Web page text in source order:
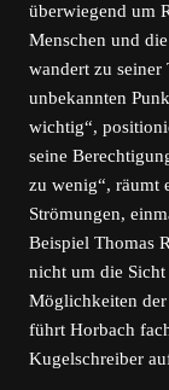
überwiegend um
Menschen und
wandert zu seiner
unbekannten
wichtig“,
seine
zu wenig“, räumt
Strömungen,
Beispiel Thomas
nicht um die
Möglichkeiten
führt Horbach
Kugelschreiber